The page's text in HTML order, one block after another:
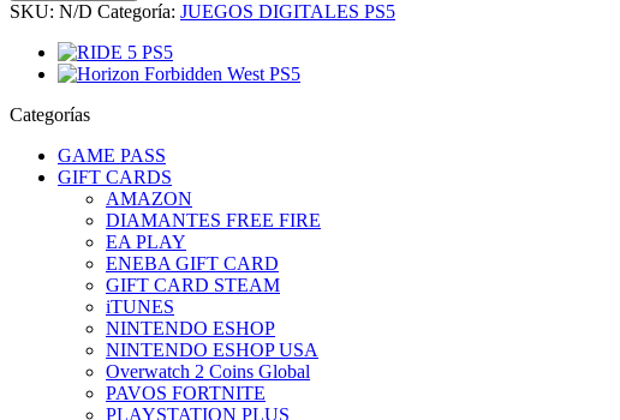
SKU: N/D Categoría: JUEGOS DIGITALES PS5
Categorías
GAME PASS
GIFT CARDS
AMAZON
DIAMANTES FREE FIRE
EA PLAY
ENEBA GIFT CARD
GIFT CARD STEAM
iTUNES
NINTENDO ESHOP
NINTENDO ESHOP USA
Overwatch 2 Coins Global
PAVOS FORTNITE
PLAYSTATION PLUS